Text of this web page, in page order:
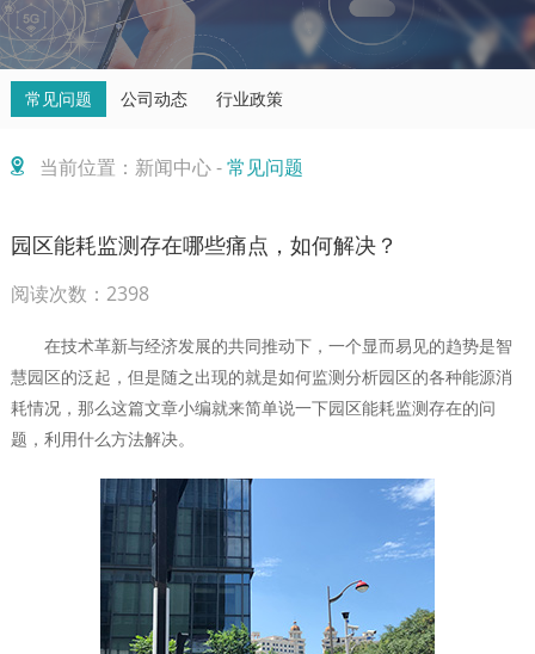
常见问题 公司动态 行业政策
当前位置：新闻中心 -常见问题
园区能耗监测存在哪些痛点，如何解决？
阅读次数：2398
在技术革新与经济发展的共同推动下，一个显而易见的趋势是智
慧园区的泛起，但是随之出现的就是如何监测分析园区的各种能源消
耗情况，那么这篇文章小编就来简单说一下园区能耗监测存在的问
题，利用什么方法解决。